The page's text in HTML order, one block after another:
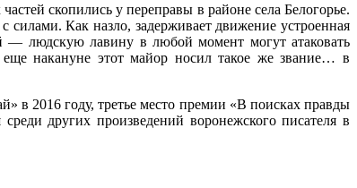
скопились у переправы в районе села Белогорье.
Как назло, задерживает движение устроенная
— людскую лавину в любой момент могут атаковать
накануне этот майор носил такое же звание… в
в 2016 году, третье место премии «В поисках правды
других произведений воронежского писателя в